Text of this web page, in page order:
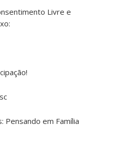
Livre e
Pensando em Família